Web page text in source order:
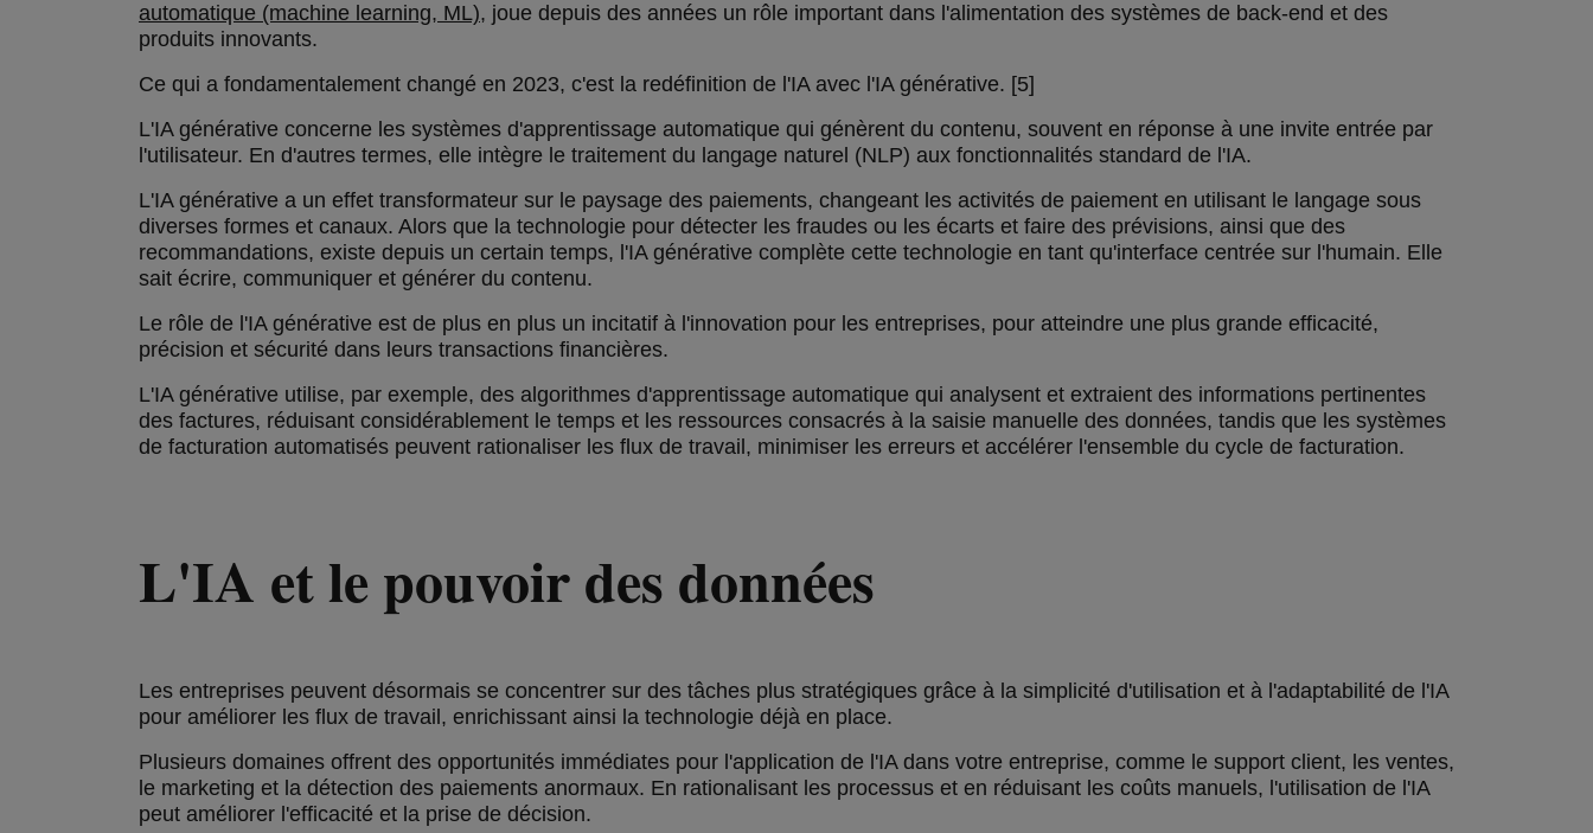
automatique (machine learning, ML), joue depuis des années un rôle important dans l'alimentation des systèmes de back-end et des
produits innovants.
Ce qui a fondamentalement changé en 2023, c'est la redéfinition de l'IA avec l'IA générative. [5]
L'IA générative concerne les systèmes d'apprentissage automatique qui génèrent du contenu, souvent en réponse à une invite entrée par
l'utilisateur. En d'autres termes, elle intègre le traitement du langage naturel (NLP) aux fonctionnalités standard de l'IA.
L'IA générative a un effet transformateur sur le paysage des paiements, changeant les activités de paiement en utilisant le langage sous
diverses formes et canaux. Alors que la technologie pour détecter les fraudes ou les écarts et faire des prévisions, ainsi que des
recommandations, existe depuis un certain temps, l'IA générative complète cette technologie en tant qu'interface centrée sur l'humain. Elle
sait écrire, communiquer et générer du contenu.
Le rôle de l'IA générative est de plus en plus un incitatif à l'innovation pour les entreprises, pour atteindre une plus grande efficacité,
précision et sécurité dans leurs transactions financières.
L'IA générative utilise, par exemple, des algorithmes d'apprentissage automatique qui analysent et extraient des informations pertinentes
des factures, réduisant considérablement le temps et les ressources consacrés à la saisie manuelle des données, tandis que les systèmes
de facturation automatisés peuvent rationaliser les flux de travail, minimiser les erreurs et accélérer l'ensemble du cycle de facturation.
L'IA et le pouvoir des données
Les entreprises peuvent désormais se concentrer sur des tâches plus stratégiques grâce à la simplicité d'utilisation et à l'adaptabilité de l'IA
pour améliorer les flux de travail, enrichissant ainsi la technologie déjà en place.
Plusieurs domaines offrent des opportunités immédiates pour l'application de l'IA dans votre entreprise, comme le support client, les ventes,
le marketing et la détection des paiements anormaux. En rationalisant les processus et en réduisant les coûts manuels, l'utilisation de l'IA
peut améliorer l'efficacité et la prise de décision.